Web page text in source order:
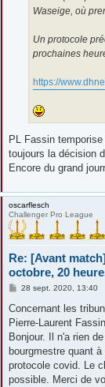
Waseige, où
Un protocole
prochaines
https://
PL Fassin
toujours la décision
Encore du grand
oscarflesch
Challenger Pro League
Re: [Avant
octobre, 20
M
s
a
g
28 sept. 2020, 13:40
Concernant les
Pierre-Laurent Fassin
Bonjour. Il n'a rien
bourgmestre quant
protocole covid. Le
possible. Merci de